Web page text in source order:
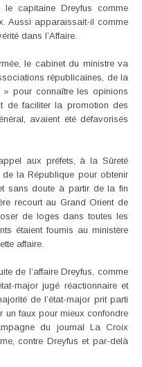
capitaine Dreyfus comme
Aussi apparaissait-il comme
dans l’Affaire.
le cabinet du ministre va
républicaines, de la
» pour connaître les opinions
de faciliter la promotion des
avaient été défavorisés
aux préfets, à la Sûreté
la République pour obtenir
sans doute à partir de la fin
recourt au Grand Orient de
de loges dans toutes les
étaient fournis au ministère
affaire.
de l’affaire Dreyfus, comme
major jugé réactionnaire et
de l’état-major prit parti
un faux pour mieux confondre
du journal La Croix
contre Dreyfus et par-delà